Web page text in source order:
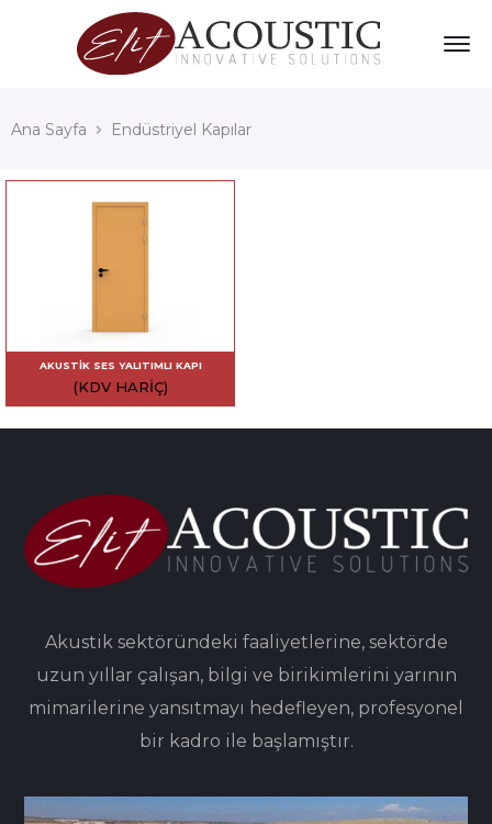
Ana Sayfa Endüstriyel Kapılar
AKUSTIK SES YALITIMLI KAPI
(KDV HARIÇ)
Akustik sektöründeki faaliyetlerine, sektörde
uzun yıllar çalışan, bilgi ve birikimlerini yarının
mimarilerine yansıtmayı hedefleyen, profesyonel
bir kadro ile başlamıştır.